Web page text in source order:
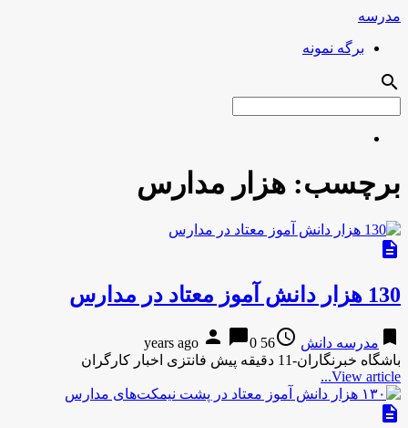
مدرسه
برگه نمونه
search
برچسب: هزار مدارس
description
130 هزار دانش آموز معتاد در مدارس
bookmark مدرسه دانش access_time
56 years ago
person chat_bubble0
باشگاه خبرنگاران-11 دقیقه پیش فانتزی اخبار کارگران
View article...
description